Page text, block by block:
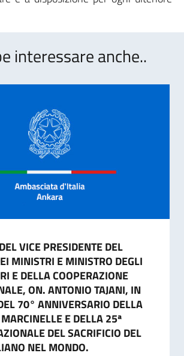
interessare anche..
VICE PRESIDENTE DEL
MINISTRI E MINISTRO DEGLI
E DELLA COOPERAZIONE
ON. ANTONIO TAJANI, IN
70° ANNIVERSARIO DELLA
E DELLA 25ª
DEL SACRIFICIO DEL
NEL MONDO.